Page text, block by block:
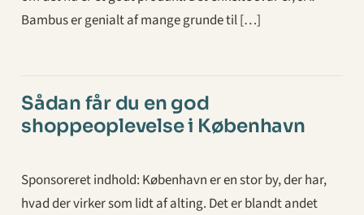
Bambus er genialt af mange grunde til […]
Sådan får du en god
shoppeoplevelse i København
Sponsoreret indhold: København er en stor by, der har,
hvad der virker som lidt af alting. Det er blandt andet